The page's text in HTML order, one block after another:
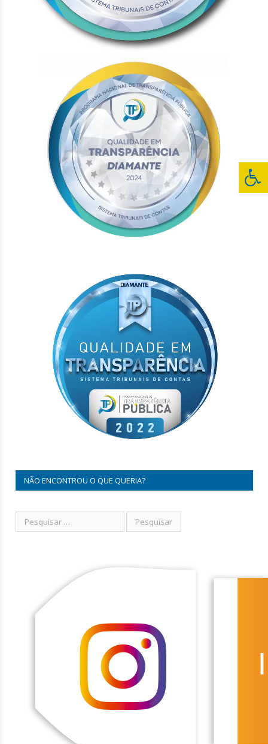
NÃO ENCONTROU O QUE QUERIA?